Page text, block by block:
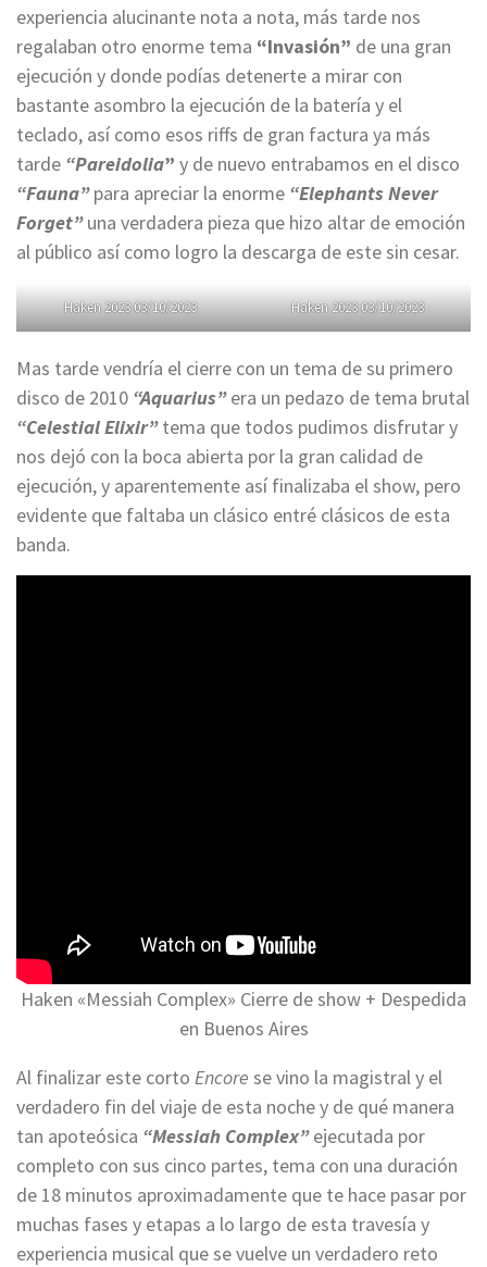
experiencia alucinante nota a nota, más tarde nos
regalaban otro enorme tema “Invasión” de una gran
ejecución y donde podías detenerte a mirar con
bastante asombro la ejecución de la batería y el
teclado, así como esos riffs de gran factura ya más
tarde “Pareidolia” y de nuevo entrabamos en el disco
“Fauna”para apreciar la enorme “Elephants Never
Forget”una verdadera pieza que hizo altar de emoción
al público así como logro la descarga de este sin cesar.
Haken 2023 03/10/2023 Haken 2023 03/10/2023
Mas tarde vendría el cierre con un tema de su primero
disco de 2010 “Aquarius”era un pedazo de tema brutal
“Celestial Elixir” tema que todos pudimos disfrutar y
nos dejó con la boca abierta por la gran calidad de
ejecución, y aparentemente así finalizaba el show, pero
evidente que faltaba un clásico entré clásicos de esta
banda.
Haken «Messiah Complex» Cierre de show + Despedida
en Buenos Aires
Al finalizar este corto Encore se vino la magistral y el
verdadero fin del viaje de esta noche y de qué manera
tan apoteósica “Messiah Complex”ejecutada por
completo con sus cinco partes, tema con una duración
de 18 minutos aproximadamente que te hace pasar por
muchas fases y etapas a lo largo de esta travesía y
experiencia musical que se vuelve un verdadero reto